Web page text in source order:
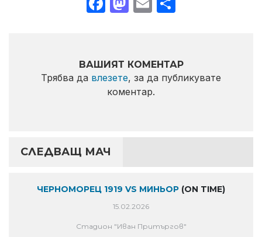
ВАШИЯТ КОМЕНТАР
Трябва да влезете, за да публикувате
коментар.
СЛЕДВАЩ МАЧ
ЧЕРНОМОРЕЦ 1919 VS МИНЬОР (ON TIME)
15.02.2026
Стадион "Иван Притъргов"